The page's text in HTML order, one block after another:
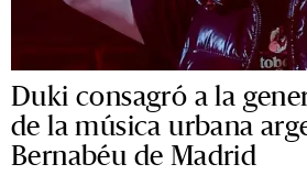
Duki consagró a la
de la música urbana
Bernabéu de Madrid